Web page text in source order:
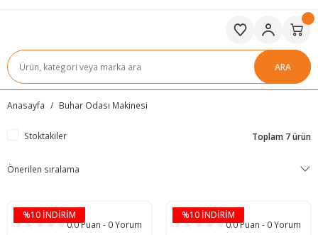
ARA
Anasayfa Buhar Odası Makinesi
Stoktakiler Toplam 7 ürün
%10 İNDİRİM
0.0 Puan - 0 Yorum
%10 İNDİRİM
0.0 Puan - 0 Yorum